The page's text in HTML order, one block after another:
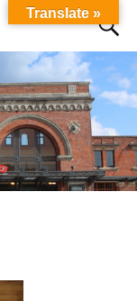
Translate »